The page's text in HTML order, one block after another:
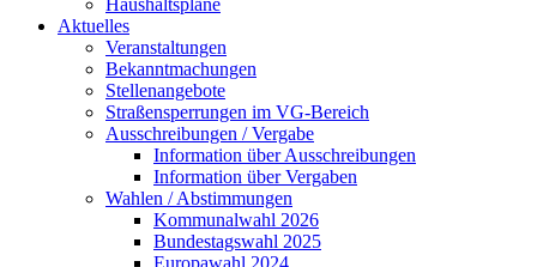
Haushaltspläne
Aktuelles
Veranstaltungen
Bekanntmachungen
Stellenangebote
Straßensperrungen im VG-Bereich
Ausschreibungen / Vergabe
Information über Ausschreibungen
Information über Vergaben
Wahlen / Abstimmungen
Kommunalwahl 2026
Bundestagswahl 2025
Europawahl 2024